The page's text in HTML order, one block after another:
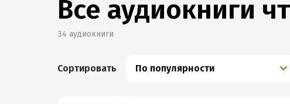
Все аудиокниги
34 аудиокниги
Сортировать По популярности